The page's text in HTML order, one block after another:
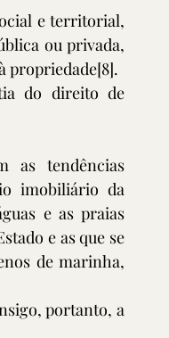
e territorial,
ou privada,
propriedade[8].
do direito de
as tendências
imobiliário da
e as praias
e as que se
de marinha,
portanto, a